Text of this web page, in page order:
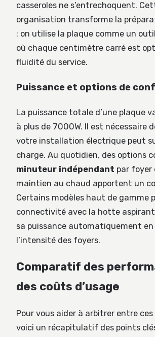
casseroles ne s’entrechoquent.
organisation transforme la
: on utilise la plaque comme un
où chaque centimètre carré est
fluidité du service.
Puissance et options de
La puissance totale d’une plaque
à plus de 7000W. Il est nécessaire
votre installation électrique peut
charge. Au quotidien, des options
minuteur indépendant par foyer
maintien au chaud apportent un
Certains modèles haut de gamme
connectivité avec la hotte
sa puissance automatiquement
l’intensité des foyers.
Comparatif des
des coûts d’usage
Pour vous aider à arbitrer entre
voici un récapitulatif des points